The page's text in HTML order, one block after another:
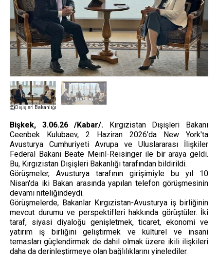
Dışişleri Bakanlığı
Bişkek, 3.06.26 /Kabar/. Kırgızistan Dışişleri Bakanı
Ceenbek Kulubaev, 2 Haziran 2026'da New York'ta
Avusturya Cumhuriyeti Avrupa ve Uluslararası İlişkiler
Federal Bakanı Beate Meinl-Reisinger ile bir araya geldi.
Bu, Kırgızistan Dışişleri Bakanlığı tarafından bildirildi.
Görüşmeler, Avusturya tarafının girişimiyle bu yıl 10
Nisan'da iki Bakan arasında yapılan telefon görüşmesinin
devamı niteliğindeydi.
Görüşmelerde, Bakanlar Kırgızistan-Avusturya iş birliğinin
mevcut durumu ve perspektifleri hakkında görüştüler. İki
taraf, siyasi diyaloğu genişletmek, ticaret, ekonomi ve
yatırım iş birliğini geliştirmek ve kültürel ve insani
temasları güçlendirmek de dahil olmak üzere ikili ilişkileri
daha da derinleştirmeye olan bağlılıklarını yinelediler.